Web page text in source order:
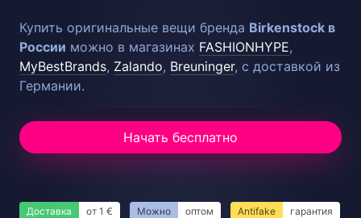
Купить оригинальные вещи бренда Birkenstock в
России можно в магазинах FASHIONHYPE,
MyBestBrands, Zalando, Breuninger, с доставкой из
Германии.
Начать бесплатно
Доставка от 1 € Можно оптом Antifake гарантия